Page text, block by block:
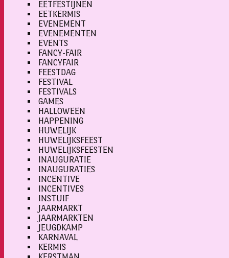
EETFESTIJNEN
EETKERMIS
EVENEMENT
EVENEMENTEN
EVENTS
FANCY-FAIR
FANCYFAIR
FEESTDAG
FESTIVAL
FESTIVALS
GAMES
HALLOWEEN
HAPPENING
HUWELIJK
HUWELIJKSFEEST
HUWELIJKSFEESTEN
INAUGURATIE
INAUGURATIES
INCENTIVE
INCENTIVES
INSTUIF
JAARMARKT
JAARMARKTEN
JEUGDKAMP
KARNAVAL
KERMIS